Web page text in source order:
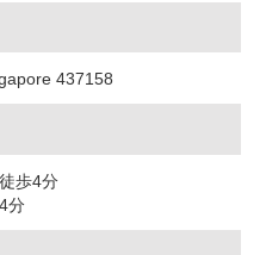
437158
歩4分
分